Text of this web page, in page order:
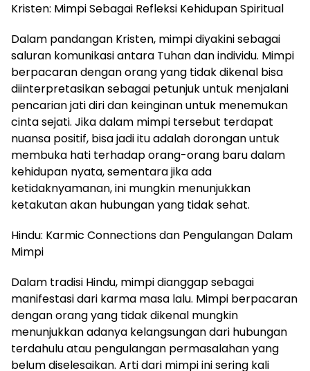
Kristen: Mimpi Sebagai Refleksi Kehidupan Spiritual
Dalam pandangan Kristen, mimpi diyakini sebagai
saluran komunikasi antara Tuhan dan individu. Mimpi
berpacaran dengan orang yang tidak dikenal bisa
diinterpretasikan sebagai petunjuk untuk menjalani
pencarian jati diri dan keinginan untuk menemukan
cinta sejati. Jika dalam mimpi tersebut terdapat
nuansa positif, bisa jadi itu adalah dorongan untuk
membuka hati terhadap orang-orang baru dalam
kehidupan nyata, sementara jika ada
ketidaknyamanan, ini mungkin menunjukkan
ketakutan akan hubungan yang tidak sehat.
Hindu: Karmic Connections dan Pengulangan Dalam
Mimpi
Dalam tradisi Hindu, mimpi dianggap sebagai
manifestasi dari karma masa lalu. Mimpi berpacaran
dengan orang yang tidak dikenal mungkin
menunjukkan adanya kelangsungan dari hubungan
terdahulu atau pengulangan permasalahan yang
belum diselesaikan. Arti dari mimpi ini sering kali